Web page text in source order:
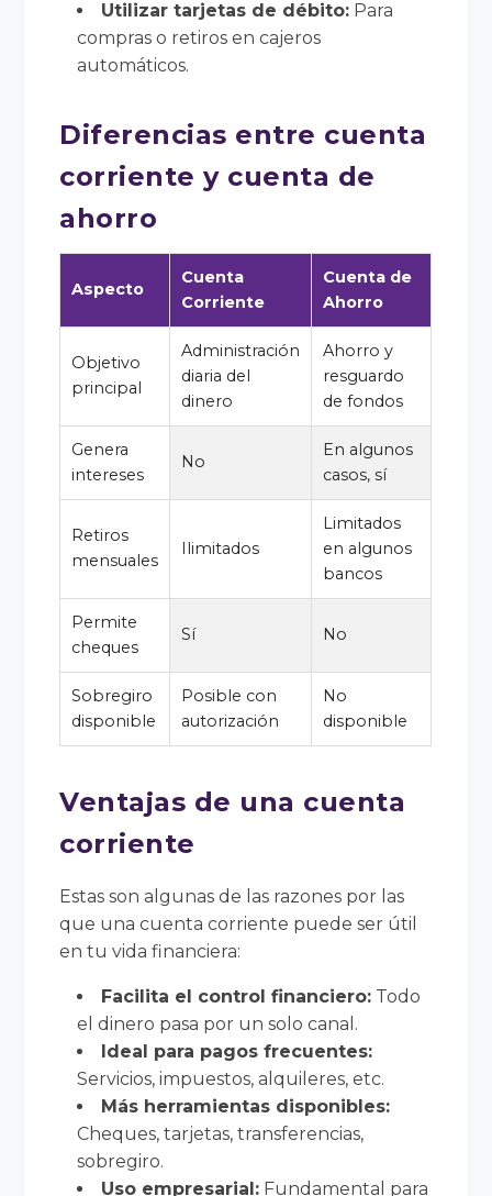
Utilizar tarjetas de débito: Para
compras o retiros en cajeros
automáticos.
Diferencias entre cuenta
corriente y cuenta de
ahorro
Aspecto
Cuenta
Corriente
Cuenta de
Ahorro
Objetivo
principal
Administración
diaria del
dinero
Ahorro y
resguardo
de fondos
Genera
intereses
No
En algunos
casos, sí
Retiros
mensuales
Ilimitados
Limitados
en algunos
bancos
Permite
cheques
Sí No
Sobregiro
disponible
Posible con
autorización
No
disponible
Ventajas de una cuenta
corriente
Estas son algunas de las razones por las
que una cuenta corriente puede ser útil
en tu vida financiera:
Facilita el control financiero: Todo
el dinero pasa por un solo canal.
Ideal para pagos frecuentes:
Servicios, impuestos, alquileres, etc.
Más herramientas disponibles:
Cheques, tarjetas, transferencias,
sobregiro.
Uso empresarial: Fundamental para